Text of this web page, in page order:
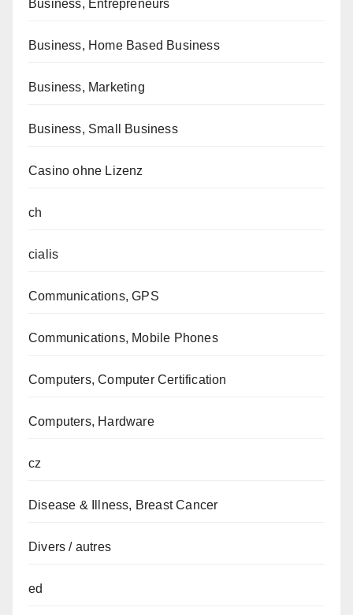
Business, Entrepreneurs
Business, Home Based Business
Business, Marketing
Business, Small Business
Casino ohne Lizenz
ch
cialis
Communications, GPS
Communications, Mobile Phones
Computers, Computer Certification
Computers, Hardware
cz
Disease & Illness, Breast Cancer
Divers / autres
ed